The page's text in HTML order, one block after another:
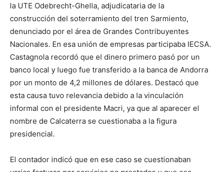
la UTE Odebrecht-Ghella, adjudicataria de la
construcción del soterramiento del tren Sarmiento,
denunciado por el área de Grandes Contribuyentes
Nacionales. En esa unión de empresas participaba IECSA.
Castagnola recordó que el dinero primero pasó por un
banco local y luego fue transferido a la banca de Andorra
por un monto de 4,2 millones de dólares. Destacó que
esta causa tuvo relevancia debido a la vinculación
informal con el presidente Macri, ya que al aparecer el
nombre de Calcaterra se cuestionaba a la figura
presidencial.
El contador indicó que en ese caso se cuestionaban